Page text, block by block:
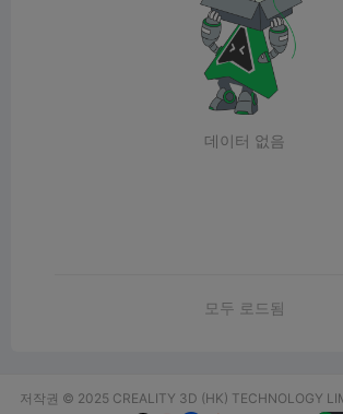
데이터 없음
모두 로드됨
저작권 © 2025 CREALITY 3D (HK) TECHNOLOGY